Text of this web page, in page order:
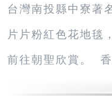
台灣南投縣中寮著
片片粉紅色花地毯
前往朝聖欣賞。